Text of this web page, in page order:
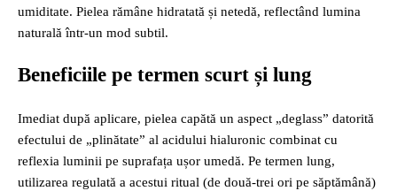
umiditate. Pielea rămâne hidratată și netedă, reflectând lumina
naturală într‑un mod subtil.
Beneficiile pe termen scurt și lung
Imediat după aplicare, pielea capătă un aspect „deglass” datorită
efectului de „plinătate” al acidului hialuronic combinat cu
reflexia luminii pe suprafața ușor umedă. Pe termen lung,
utilizarea regulată a acestui ritual (de două‑trei ori pe săptămână)